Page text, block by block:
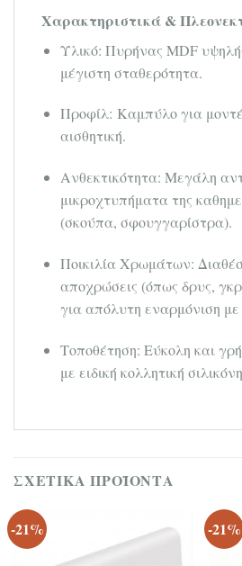
Χαρακτηριστικά &
Υλικό: Πυρήνας MDF
μέγιστη σταθερότητα.
Προφίλ: Καμπύλο για
αισθητική.
Ανθεκτικότητα: Μεγάλη
μικροχτυπήματα της
(σκούπα, σφουγγαρίστρα).
Ποικιλία Χρωμάτων:
αποχρώσεις (όπως δρυς,
για απόλυτη εναρμόνιση
Τοποθέτηση: Εύκολη και
με ειδική κολλητική
ΣΧΕΤΙΚΆ ΠΡΟΪΌΝΤΑ
-21% -21%